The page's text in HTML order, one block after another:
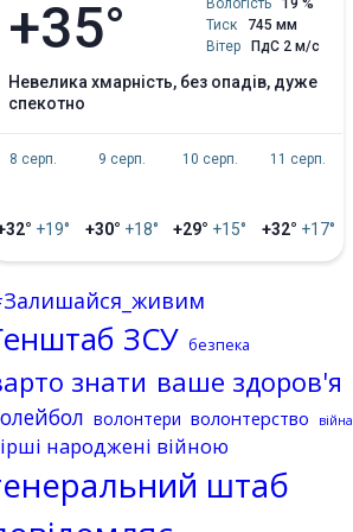
+35° Вологість
19 %
Тиск
745 мм
Вітер
ПдС 2 м/с
невелика хмарність, без опадів, дуже
спекотно
8 серп.
+19°
9 серп.
+30° +18°
10 серп.
+29° +15°
11 серп.
+32° +17°
ЗСУ безпека
знати ваше здоров'я
волонтери волонтерство війна
народжені війною
штаб